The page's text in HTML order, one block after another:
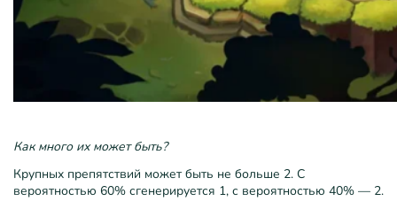
Как много их может быть?
Крупных препятствий может быть не больше 2. С
вероятностью 60% сгенерируется 1, с вероятностью 40% — 2.